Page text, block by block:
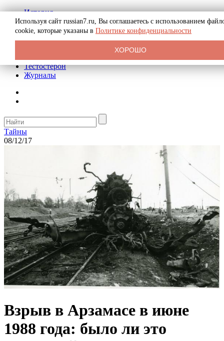
История
Биография
Криминал
Реклама на сайте
Тестостерон
Журналы
Тайны
08/12/17
Взрыв в Арзамасе в июне
1988 года: было ли это
Используя сайт russian7.ru, Вы соглашаетесь с использованием
cookie, которые указаны в Политике конфиденциальности
ХОРОШО